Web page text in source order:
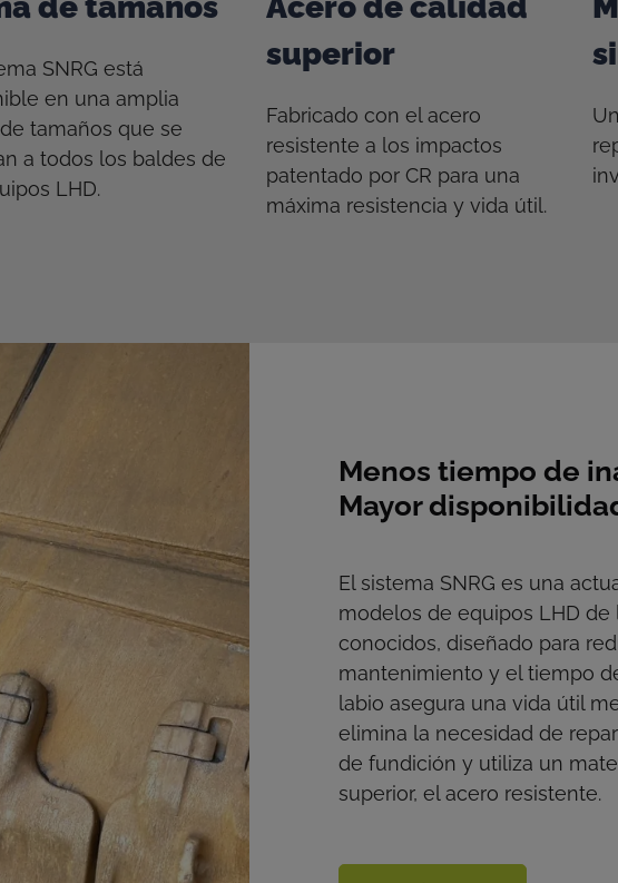
SNRG está
en una amplia
tamaños que se
a todos los baldes de
LHD.
superior
Fabricado con el acero
resistente a los impactos
patentado por CR para una
máxima resistencia y vida útil.
Menos tiempo de
Mayor
El sistema SNRG es una
modelos de equipos LHD de
conocidos, diseñado para
mantenimiento y el tiempo
labio asegura una vida útil
elimina la necesidad de
de fundición y utiliza un
superior, el acero resistente.